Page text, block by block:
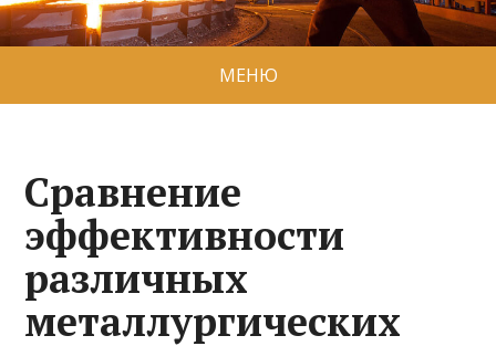
МЕНЮ
Сравнение
эффективности
различных
металлургических